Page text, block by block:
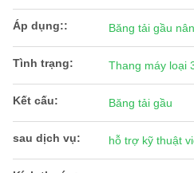
Áp dụng:: Băng tải gầu
Tình trạng: Thang máy loại
Kết cấu: Băng tải gầu
sau dịch vụ: hỗ trợ kỹ thuật